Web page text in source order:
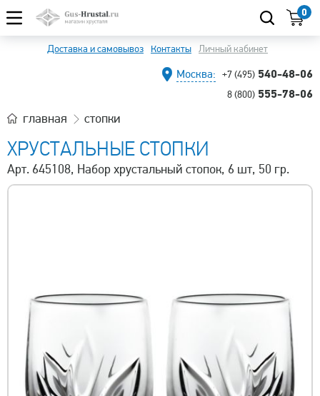
0
Доставка и самовывоз Контакты Личный кабинет
Москва: +7 (495) 540-48-06
8 (800) 555-78-06
главная стопки
ХРУСТАЛЬНЫЕ СТОПКИ
Арт. 645108, Набор хрустальный стопок, 6 шт, 50 гр.